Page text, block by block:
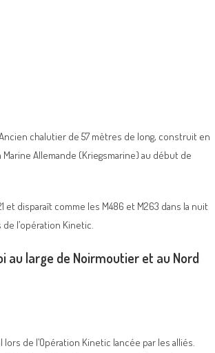
chalutier de 57 mètres de long, construit en
Marine Allemande (Kriegsmarine) au début de
et disparaît comme les M486 et M263 dans la nuit
de l’opération Kinetic.
au large de Noirmoutier et au Nord
de l’Opération Kinetic lancée par les alliés.